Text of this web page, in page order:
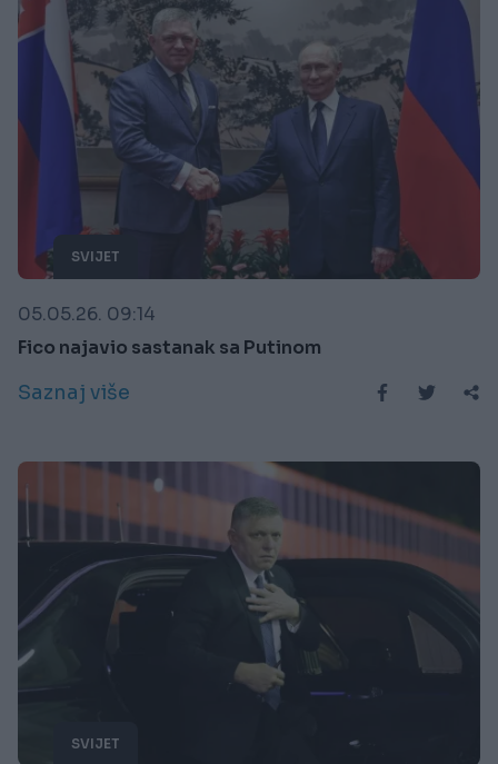
SVIJET
05.05.26. 09:14
Fico najavio sastanak sa Putinom
Saznaj više
SVIJET